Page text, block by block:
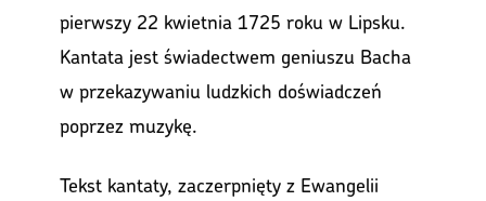
pierwszy 22 kwietnia 1725 roku w Lipsku.
Kantata jest świadectwem geniuszu Bacha
w przekazywaniu ludzkich doświadczeń
poprzez muzykę.
Tekst kantaty, zaczerpnięty z Ewangelii